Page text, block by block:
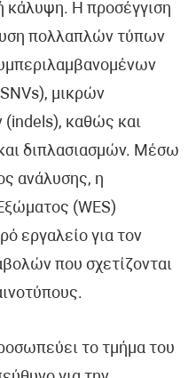
κάλυψη. Η προσέγγιση
πολλαπλών τύπων
μικρών
(indels), καθώς και
διπλασιασμών. Μέσω
ανάλυσης, η
(WES)
εργαλείο για τον
που σχετίζονται
το τμήμα του